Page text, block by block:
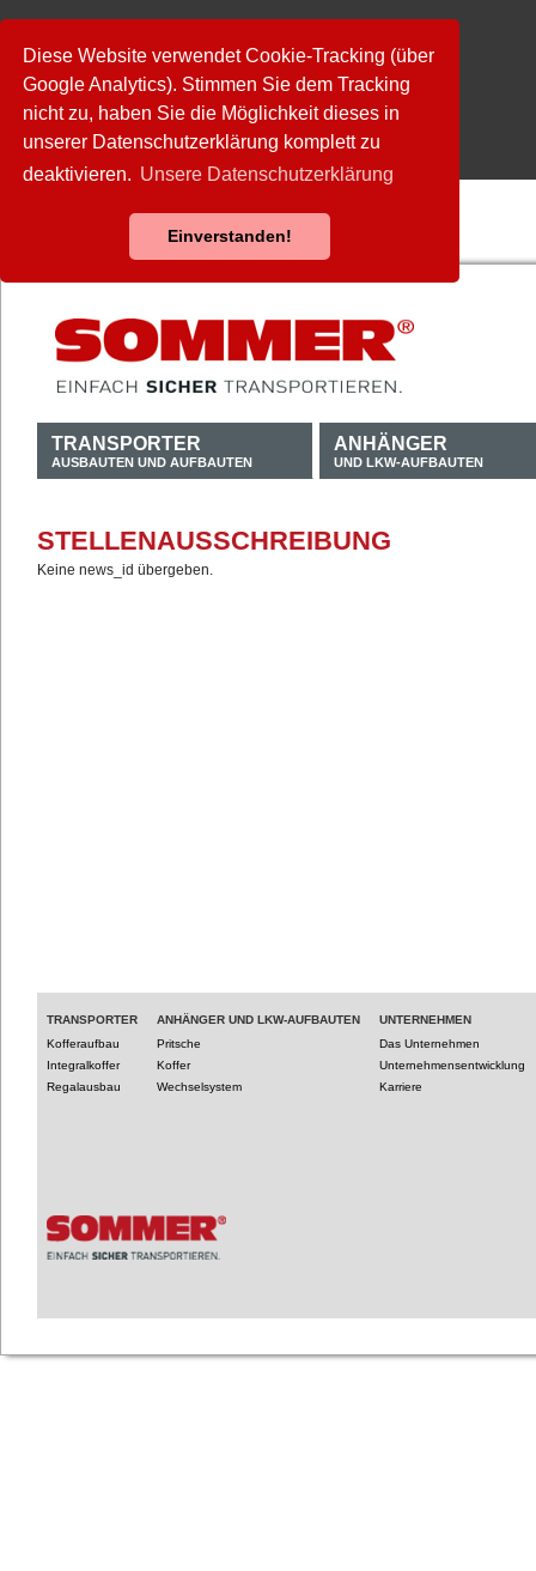
Diese Website verwendet Cookie-Tracking (über
Google Analytics). Stimmen Sie dem Tracking
nicht zu, haben Sie die Möglichkeit dieses in
unserer Datenschutzerklärung komplett zu
deaktivieren. Unsere Datenschutzerklärung
Einverstanden!
TRANSPORTER
AUSBAUTEN UND AUFBAUTEN
ANHÄNGER
UND LKW-AUFBAUTEN
STELLENAUSSCHREIBUNG
Keine news_id übergeben.
TRANSPORTER
Kofferaufbau
Integralkoffer
Regalausbau
ANHÄNGER UND LKW-AUFBAUTEN
Pritsche
Koffer
Wechselsystem
UNTERNEHMEN
Das Unternehmen
Unternehmensentwicklung
Karriere